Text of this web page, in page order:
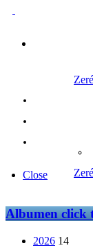
Close
Albumenclick
2026 14